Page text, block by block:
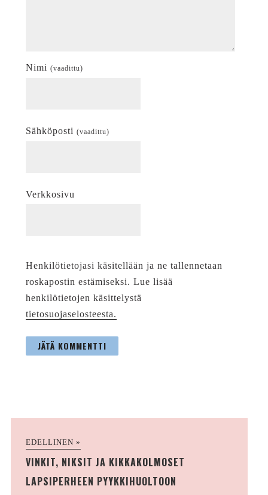
Nimi (vaadittu)
Sähköposti (vaadittu)
Verkkosivu
Henkilötietojasi käsitellään ja ne tallennetaan
roskapostin estämiseksi. Lue lisää
henkilötietojen käsittelystä
tietosuojaselosteesta.
EDELLINEN »
VINKIT, NIKSIT JA KIKKAKOLMOSET
LAPSIPERHEEN PYYKKIHUOLTOON